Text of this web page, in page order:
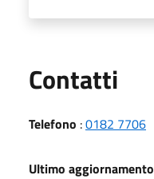
Contatti
Telefono :0182 7706
Ultimo aggiornamento